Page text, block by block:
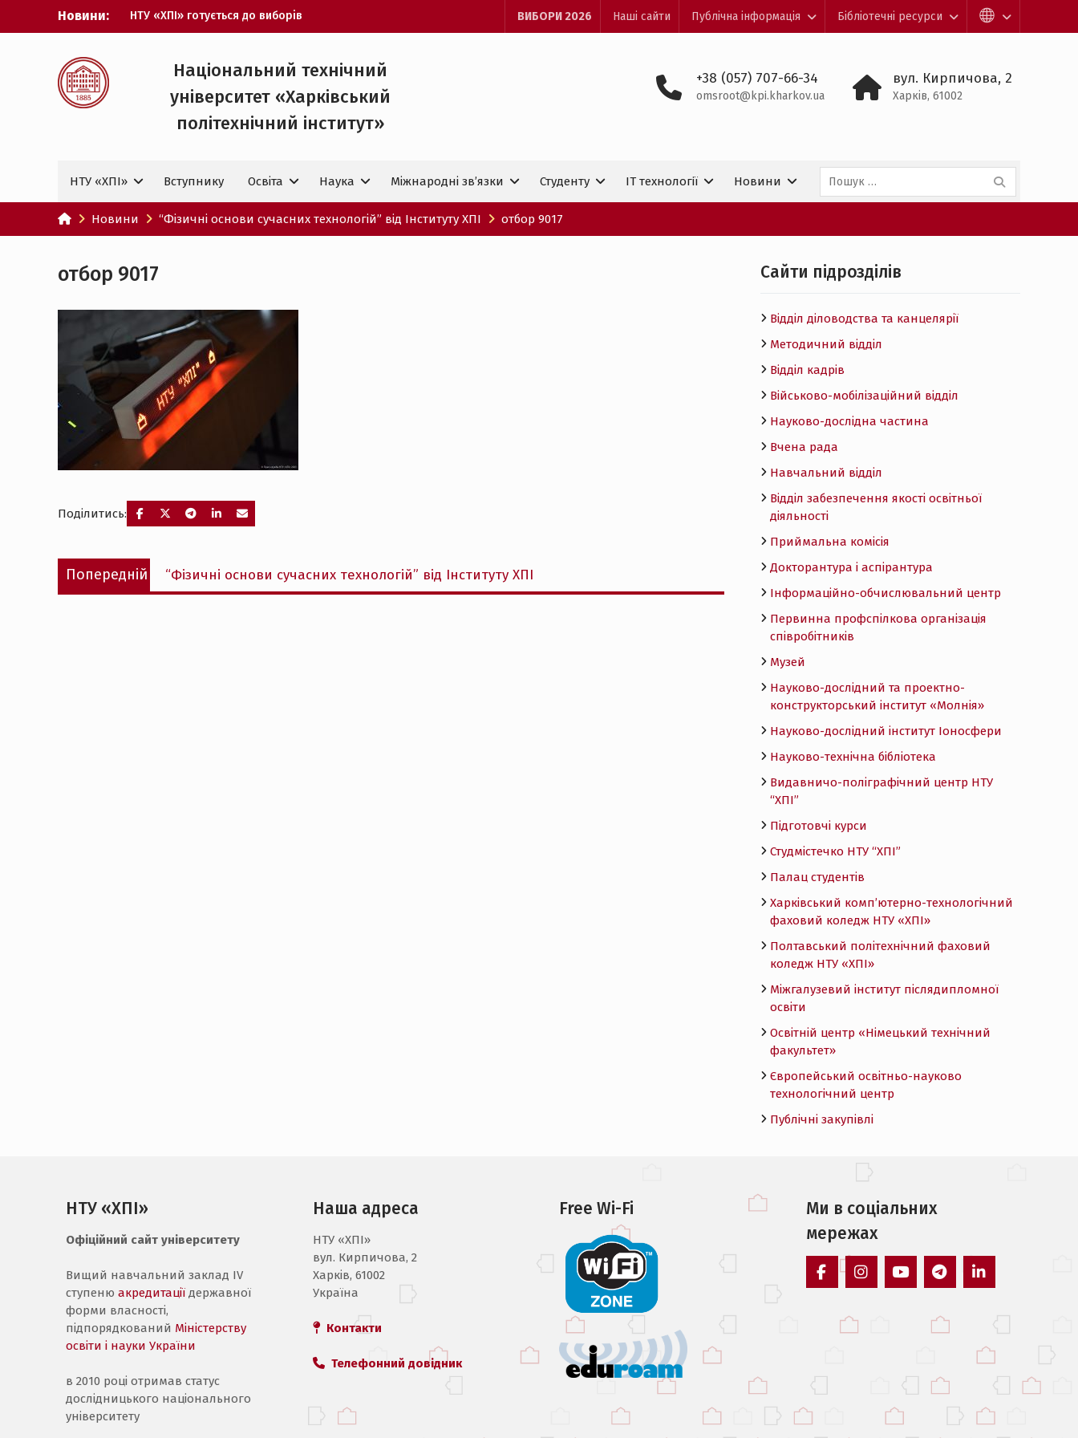
Новини:
НТУ «ХПІ» готується до виборів
ректора
Всеукраїнський фестиваль «Червона
ХПІ уклав угоду про партнерство з
ДержНДІ технологій кібербезпеки
Випускник ХПІ став
У Верховній Раді за участю ХПІ
обговорили перспективи українсько-
іспанського технологічного
партнерства
ВИБОРИ 2026 Наші сайти Публічна інформація Бібліотечні ресурси
Національний технічний
університет «Харківський
політехнічний iнститут»
+38 (057) 707-66-34
omsroot@kpi.kharkov.ua
вул. Кирпичова, 2
Харків, 61002
НТУ «ХПІ» Вступнику Освіта Наука Міжнародні зв’язки Студенту IT технологiї Новини
Пошук:
Новини “Фізичні основи сучасних технологій” від Інституту ХПІ отбор 9017
отбор 9017
Поділитись:
Навігація
записів
Попередній
Попередній
запис:
“Фізичні основи сучасних технологій” від Інституту ХПІ
Cайти підрозділів
Відділ діловодства та канцелярії
Методичний відділ
Відділ кадрів
Військово-мобілізаційний відділ
Науково-дослідна частина
Вчена рада
Навчальний відділ
Відділ забезпечення якості освітньої
діяльності
Приймальна комісія
Докторантура і аспірантура
Інформаційно-обчислювальний центр
Первинна профспілкова організація
співробітників
Музей
Науково-дослідний та проектно-
конструкторський інститут «Молнія»
Науково-дослідний інститут Іоносфери
Науково-технічна бібліотека
Видавничо-поліграфічний центр НТУ
“ХПІ”
Підготовчі курси
Студмістечко НТУ “ХПІ”
Палац студентів
Харківський комп’ютерно-технологічний
фаховий коледж НТУ «ХПI»
Полтавський політехнічний фаховий
коледж НТУ «ХПI»
Міжгалузевий інститут післядипломної
освіти
Освітній центр «Німецький технічний
факультет»
Європейський освітньо-науково
технологічний центр
Публічні закупівлі
НТУ «ХПІ»
Офіційний сайт університету
Вищий навчальний заклад IV
ступеню акредитації державної
форми власності,
підпорядкований Міністерству
освіти і науки України
в 2010 році отримав статус
дослідницького національного
університету
Наша адреса
НТУ «ХПI»
вул. Кирпичова, 2
Харків, 61002
Україна
Контакти
Телефонний довідник
Free Wi-Fi
Ми в соцiальних
мережах